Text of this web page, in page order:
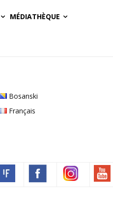
MÉDIATHÈQUE
Bosanski
Français